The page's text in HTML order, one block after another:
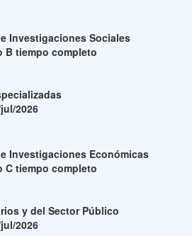
Investigaciones Sociales
B tiempo completo
2026
Investigaciones Económicas
C tiempo completo
y del Sector Público
2026